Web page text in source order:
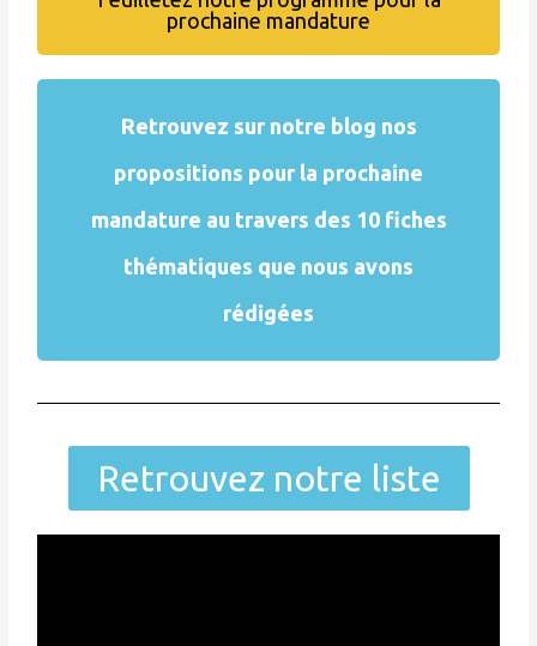
prochaine mandature
Retrouvez sur notre blog nos
propositions pour la prochaine
mandature au travers des 10 fiches
thématiques que nous avons
rédigées
Retrouvez notre liste